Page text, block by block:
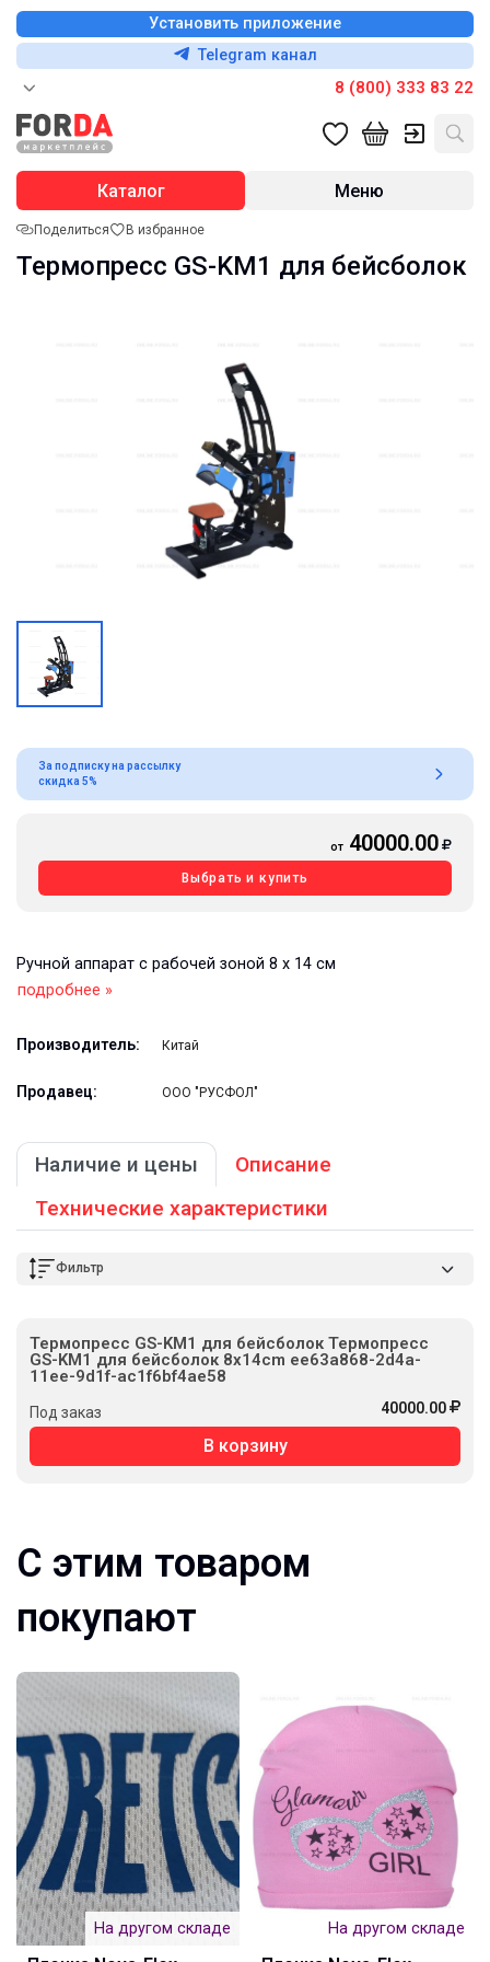
Установить приложение
Telegram канал
8 (800) 333 83 22
Каталог Меню
Поделиться В избранное
Термопресс GS-KM1 для бейсболок
За подписку на рассылку
скидка 5%
от 40000.00
Выбрать и купить
Ручной аппарат с рабочей зоной 8 х 14 см
подробнее »
Производитель: Китай
Продавец: ООО "РУСФОЛ"
Наличие и цены
Описание
Технические характеристики
Фильтр
Термопресс GS-KM1 для бейсболок Термопресс
GS-KM1 для бейсболок 8x14cm ee63a868-2d4a-
11ee-9d1f-ac1f6bf4ae58
Под заказ 40000.00
В корзину
С этим товаром
покупают
На другом складе На другом складе